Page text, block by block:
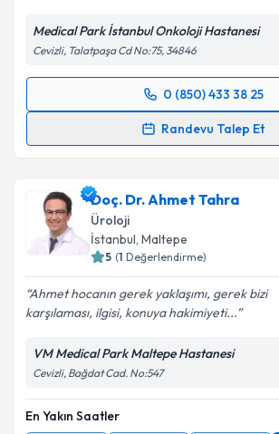
Medical Park İstanbul Onkoloji Hastanesi
Cevizli, Talatpaşa Cd No:75, 34846
0 (850) 433 38 25
Randevu Talep Et
Randevu Takvimi Talebi
takvim hazırlandığında e-posta ile
E-posta Adresiniz
Kişisel verilerimin işlenmesine
kapsamda işlenmesini kabul
Doç. Dr. Ahmet Tahra
Üroloji
İstanbul, Maltepe
5 (1 Değerlendirme)
Ahmet hocanın gerek yaklaşımı, gerek bizi
karşılaması, ilgisi, konuya hakimiyeti...
VM Medical Park Maltepe Hastanesi
Cevizli, Bağdat Cad. No:547
En Yakın Saatler